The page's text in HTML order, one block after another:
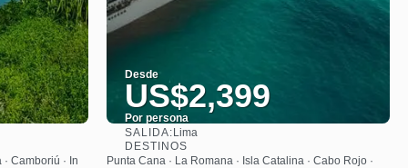
Camboriú · In
Desde
US$2,399
Por persona
SALIDA: Lima
DESTINOS
Punta Cana · La Romana · Isla Catalina · Cabo Rojo ·